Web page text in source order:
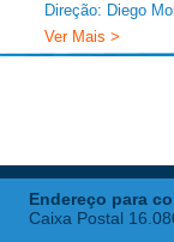
Direção: Diego
Ver Mais >
Endereço para
Caixa Postal